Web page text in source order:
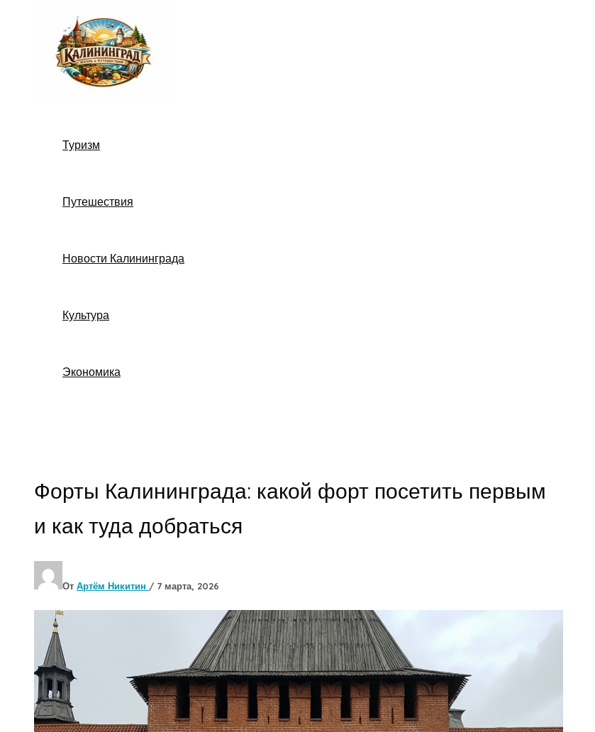
содержимому
Туризм
Путешествия
Новости Калининграда
Культура
Экономика
Форты Калининграда: какой форт посетить первым
и как туда добраться
От Артём Никитин / 7 марта, 2026